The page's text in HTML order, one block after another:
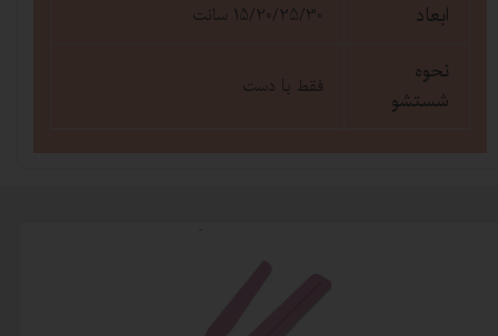
ابعاد 15/20/25/30 سانت
نحوه
شستشو
فقط با دست